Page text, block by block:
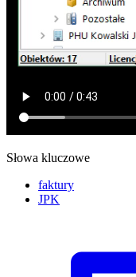
Słowa kluczowe
faktury
JPK